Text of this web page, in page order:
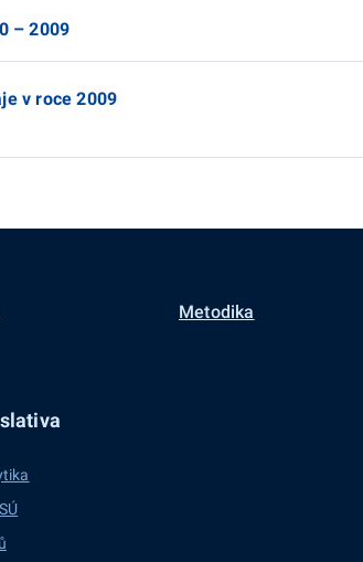
– 2009
v roce 2009
Metodika